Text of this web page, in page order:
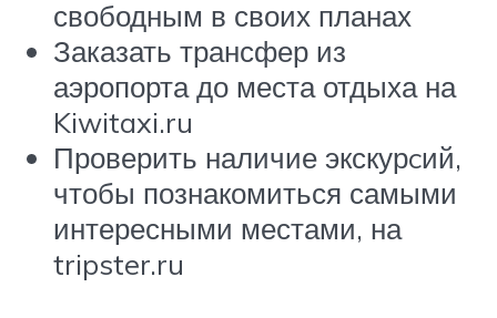
свободным в своих планах
Заказать трансфер из
аэропорта до места отдыха на
Kiwitaxi.ru
Проверить наличие экскурcий,
чтобы познакомиться самыми
интересными местами, на
tripster.ru